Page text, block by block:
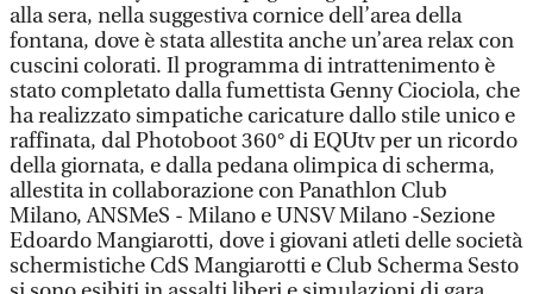
alla sera, nella suggestiva cornice dell’area della
fontana, dove è stata allestita anche un’area relax con
cuscini colorati. Il programma di intrattenimento è
stato completato dalla fumettista Genny Ciociola, che
ha realizzato simpatiche caricature dallo stile unico e
raffinata, dal Photoboot 360° di EQUtv per un ricordo
della giornata, e dalla pedana olimpica di scherma,
allestita in collaborazione con Panathlon Club
Milano, ANSMeS - Milano e UNSV Milano -Sezione
Edoardo Mangiarotti, dove i giovani atleti delle società
schermistiche CdS Mangiarotti e Club Scherma Sesto